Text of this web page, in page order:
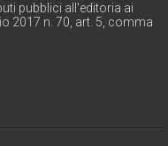
pubblici all'editoria ai
2017 n. 70, art. 5, comma